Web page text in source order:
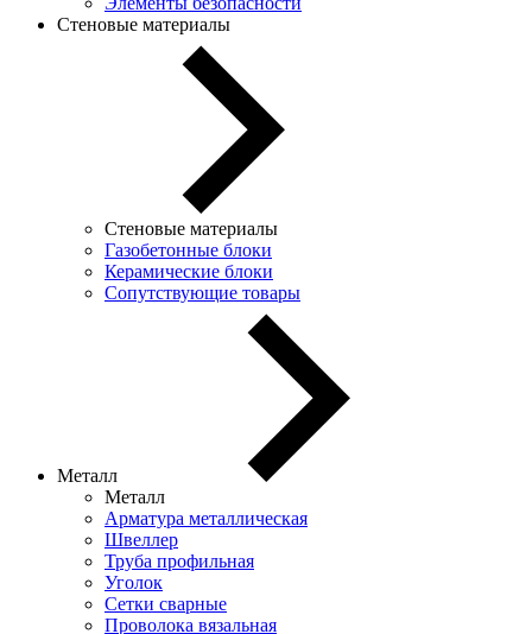
Стеновые материалы
Стеновые материалы
Газобетонные блоки
Керамические блоки
Сопутствующие товары
Металл
Металл
Арматура металлическая
Швеллер
Труба профильная
Уголок
Сетки сварные
Проволока вязальная